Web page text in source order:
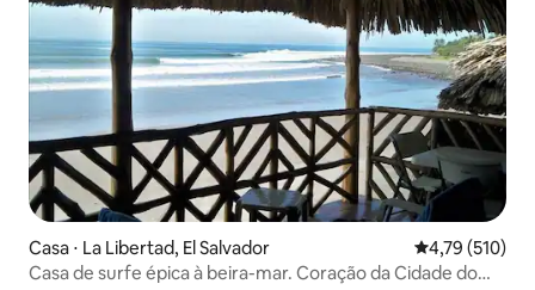
Casa ⋅ La Libertad, El Salvador 4,79 de uma
4,79 (510)
Casa de surfe épica à beira-mar. Coração da Cidade do